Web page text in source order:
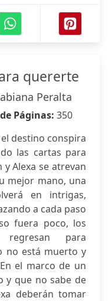
quererte
Peralta
Páginas: 350
destino conspira
las cartas para
y Alexa se atrevan
mejor mano, una
en intrigas,
a cada paso
fuera poco, los
para
no está muerto y
el marco de un
y que no sabe de
deberán tomar